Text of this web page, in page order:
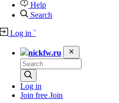
Help
Search
Log in `
nickfw.ru
Log in
Join free Join